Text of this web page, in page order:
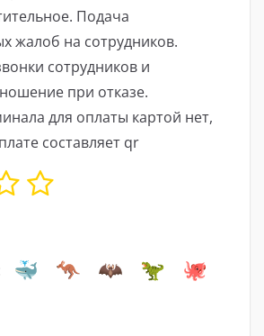
Подача
жалоб на сотрудников.
сотрудников и
при отказе.
для оплаты картой нет,
составляет qr